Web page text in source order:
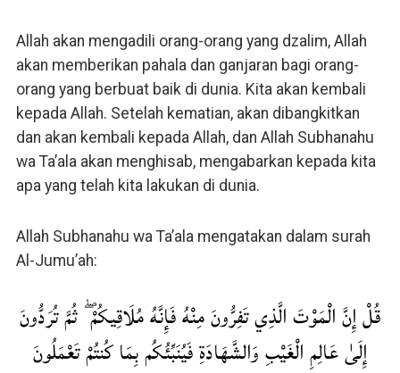
Allah akan mengadili orang-orang yang dzalim, Allah
akan memberikan pahala dan ganjaran bagi orang-
orang yang berbuat baik di dunia. Kita akan kembali
kepada Allah. Setelah kematian, akan dibangkitkan
dan akan kembali kepada Allah, dan Allah Subhanahu
wa Ta’ala akan menghisab, mengabarkan kepada kita
apa yang telah kita lakukan di dunia.
Allah Subhanahu wa Ta’ala mengatakan dalam surah
Al-Jumu’ah:
قُلْ إِنَّ الْمَوْتَ الَّذِي تَفِرُّونَ مِنْهُ فَإِنَّهُ مُلَاقِيكُمْ ۖ ثُمَّ تُرَدُّونَ
إِلَىٰ عَالِمِ الْغَيْبِ وَالشَّهَادَةِ فَيُنَبِّئُكُم بِمَا كُنتُمْ تَعْمَلُونَ